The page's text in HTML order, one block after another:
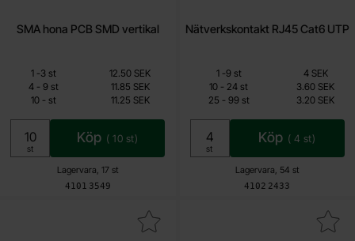
SMA hona PCB SMD vertikal
Art. nr
4101 3549
Lagervara, 17 st
11.25 SEK
Inklusive 25% moms
Enhet:
st
Köp ( 10 st)
Mängdrabatt
Pris /st
1 -till
3 st
12.50 SEK
4 -till
9 st
11.85 SEK
10 -tillst 11.25 SEK
Nätverkskontakt RJ45 Cat6 UTP
Art. nr
4102 2433
Lagervara, 54 st
2.60 SEK
Inklusive 25% moms
Enhet:
st
Köp ( 4 st)
Mängdrabatt
Pris /st
1 -till
9 st
4 SEK
10 - till
24 st
3.60 SEK
25 -till99 st 3.20 SEK
böjskydd för RJ45-kontakter - svart som favorit
Makera motstånd metallfilm 0.6W